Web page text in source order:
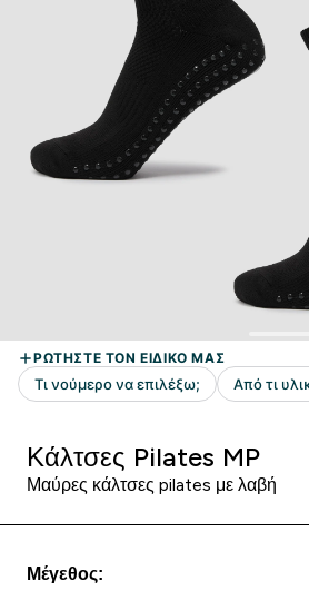
Κάλτσες Pilates MP
Μαύρες κάλτσες pilates με λαβή
Μέγεθος: